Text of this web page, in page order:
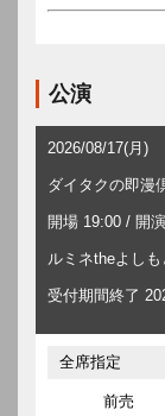
公演
2026/08/17(月)
ダイタクの即漫
開場 19:00 / 開
ルミネtheよし
受付期間終了
全席指定
前売